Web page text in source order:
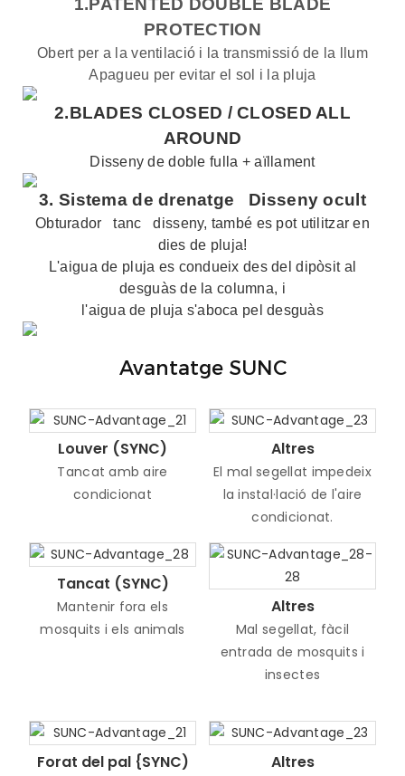
1.PATENTED DOUBLE BLADE
PROTECTION
Obert per a la ventilació i la transmissió de la llum
Apagueu per evitar el sol i la pluja
2.BLADES CLOSED /CLOSED ALL
AROUND
Disseny de doble fulla + aïllament
3.Sistema de drenatge Disseny ocult
Obturador tanc
disseny, també es pot utilitzar en
dies de pluja!
L'aigua de pluja es condueix des del dipòsit al
desguàs de la columna, i
l'aigua de pluja s'aboca pel desguàs
Avantatge SUNC
Louver (SYNC)
Tancat amb aire
condicionat
Altres
El mal segellat impedeix
la instal·lació de l'aire
condicionat.
Tancat (SYNC)
Mantenir fora els
mosquits i els animals
Altres
Mal segellat, fàcil
entrada de mosquits i
insectes
Forat del pal {SYNC) Altres